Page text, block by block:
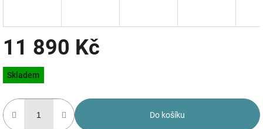
11 890 Kč
Měrná
cena:
Skladem
Do košíku